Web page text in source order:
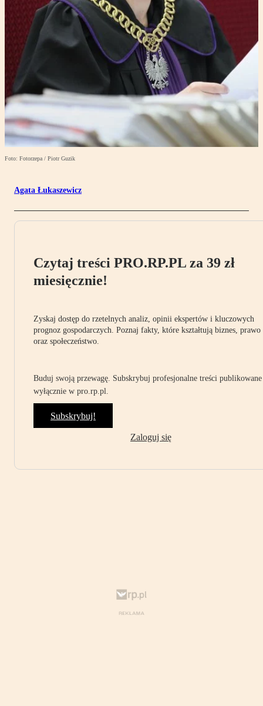
Foto: Fotorzepa / Piotr Guzik
Agata Łukaszewicz
Czytaj treści PRO.RP.PL za 39 zł
miesięcznie!
Zyskaj dostęp do rzetelnych analiz, opinii ekspertów i kluczowych
prognoz gospodarczych. Poznaj fakty, które kształtują biznes, prawo
oraz społeczeństwo.
Buduj swoją przewagę. Subskrybuj profesjonalne treści publikowane
wyłącznie w pro.rp.pl.
Subskrybuj!
Zaloguj się